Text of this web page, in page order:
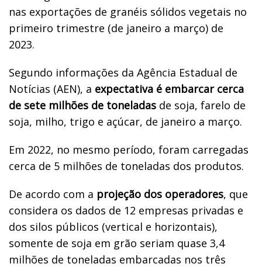
nas exportações de granéis sólidos vegetais no
primeiro trimestre (de janeiro a março) de
2023.
Segundo informações da Agência Estadual de
Notícias (AEN), a expectativa é embarcar cerca
de sete milhões de toneladas de soja, farelo de
soja, milho, trigo e açúcar, de janeiro a março.
Em 2022, no mesmo período, foram carregadas
cerca de 5 milhões de toneladas dos produtos.
De acordo com a projeção dos operadores, que
considera os dados de 12 empresas privadas e
dos silos públicos (vertical e horizontais),
somente de soja em grão seriam quase 3,4
milhões de toneladas embarcadas nos três